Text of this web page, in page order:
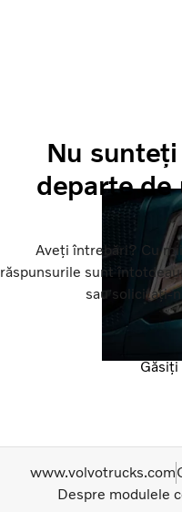
Nu
departe de
Aveți întrebări? Cu
răspunsurile sunt
sau solicitați-
Găsiți
www.volvotrucks.com
Despre modulele